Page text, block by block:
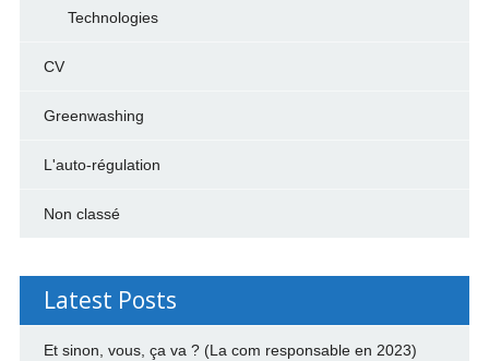
Technologies
CV
Greenwashing
L'auto-régulation
Non classé
Latest Posts
Et sinon, vous, ça va ? (La com responsable en 2023)